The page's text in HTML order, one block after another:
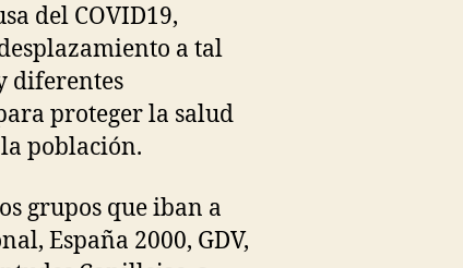
del COVID19,
a tal
diferentes
proteger la salud
población.
grupos que iban a
España 2000, GDV,